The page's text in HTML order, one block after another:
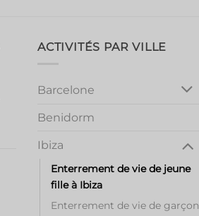
ACTIVITÉS PAR VILLE
Barcelone
Benidorm
Ibiza
Enterrement de vie de jeune
fille à Ibiza
Enterrement de vie de garçon